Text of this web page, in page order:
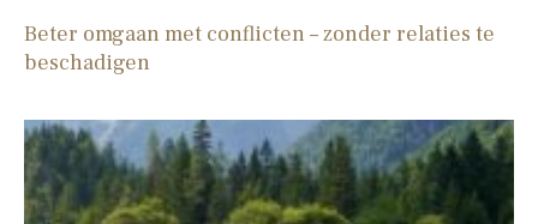
Beter omgaan met conflicten – zonder relaties te
beschadigen